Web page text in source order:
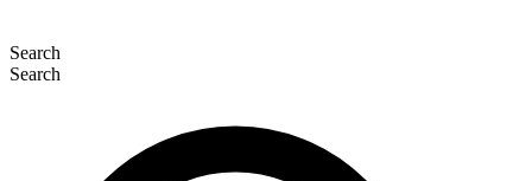
Search
Search